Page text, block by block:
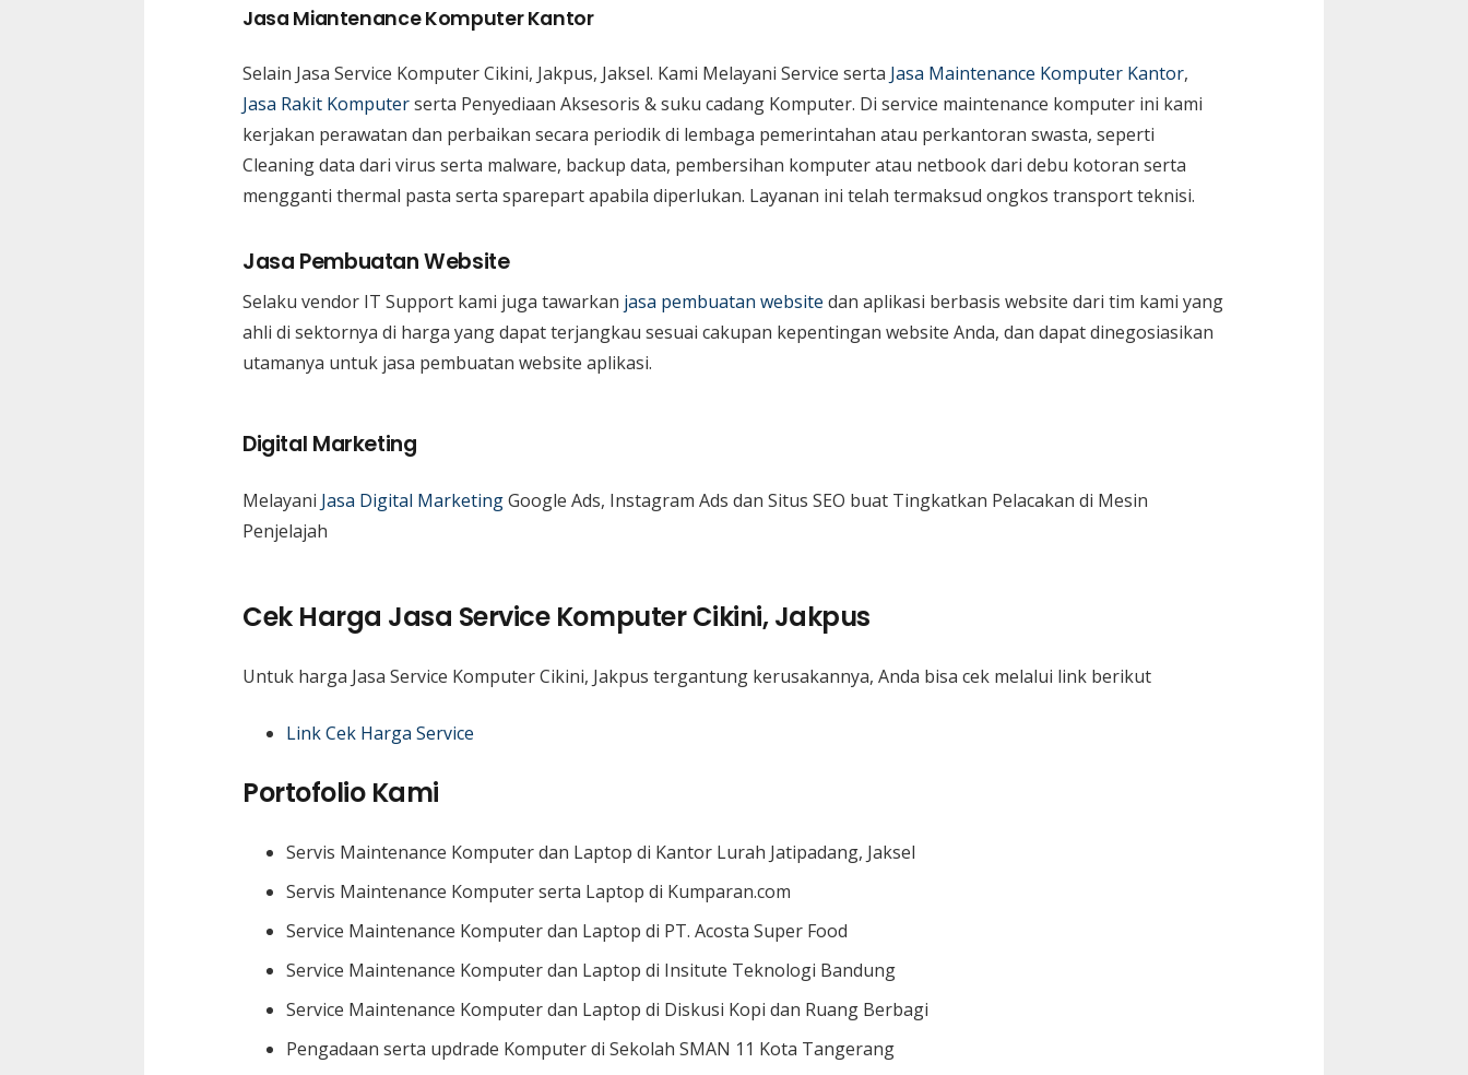
Jasa Miantenance Komputer Kantor
Selain Jasa Service Komputer Cikini, Jakpus, Jaksel. Kami Melayani Service serta Jasa Maintenance Komputer Kantor,
Jasa Rakit Komputerserta Penyediaan Aksesoris & suku cadang Komputer. Di service maintenance komputer ini kami
kerjakan perawatan dan perbaikan secara periodik di lembaga pemerintahan atau perkantoran swasta, seperti
Cleaning data dari virus serta malware, backup data, pembersihan komputer atau netbook dari debu kotoran serta
mengganti thermal pasta serta sparepart apabila diperlukan. Layanan ini telah termaksud ongkos transport teknisi.
Jasa Pembuatan Website
Selaku vendor IT Support kami juga tawarkan jasa pembuatan website dan aplikasi berbasis website dari tim kami yang
ahli di sektornya di harga yang dapat terjangkau sesuai cakupan kepentingan website Anda, dan dapat dinegosiasikan
utamanya untuk jasa pembuatan website aplikasi.
Digital Marketing
Melayani Jasa Digital MarketingGoogle Ads, Instagram Ads dan Situs SEO buat Tingkatkan Pelacakan di Mesin
Penjelajah
Cek Harga Jasa Service Komputer Cikini, Jakpus
Untuk harga Jasa Service Komputer Cikini, Jakpus tergantung kerusakannya, Anda bisa cek melalui link berikut
Link Cek Harga Service
Portofolio Kami
Servis Maintenance Komputer dan Laptop di Kantor Lurah Jatipadang, Jaksel
Servis Maintenance Komputer serta Laptop di Kumparan.com
Service Maintenance Komputer dan Laptop di PT. Acosta Super Food
Service Maintenance Komputer dan Laptop di Insitute Teknologi Bandung
Service Maintenance Komputer dan Laptop di Diskusi Kopi dan Ruang Berbagi
Pengadaan serta updrade Komputer di Sekolah SMAN 11 Kota Tangerang